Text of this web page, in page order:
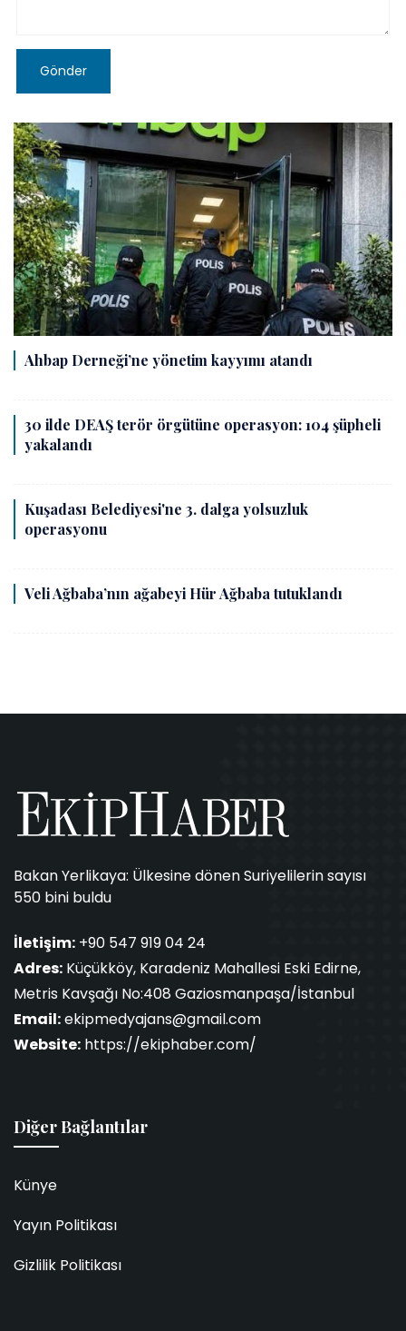
Gönder
Ahbap Derneği’ne yönetim kayyımı atandı
30 ilde DEAŞ terör örgütüne operasyon: 104 şüpheli
yakalandı
Kuşadası Belediyesi'ne 3. dalga yolsuzluk
operasyonu
Veli Ağbaba’nın ağabeyi Hür Ağbaba tutuklandı
Bakan Yerlikaya: Ülkesine dönen Suriyelilerin sayısı
550 bini buldu
İletişim: +90 547 919 04 24
Adres: Küçükköy, Karadeniz Mahallesi Eski Edirne,
Metris Kavşağı No:408 Gaziosmanpaşa/İstanbul
Email:ekipmedyajans@gmail.com
Website: https://ekiphaber.com/
Diğer Bağlantılar
Künye
Yayın Politikası
Gizlilik Politikası